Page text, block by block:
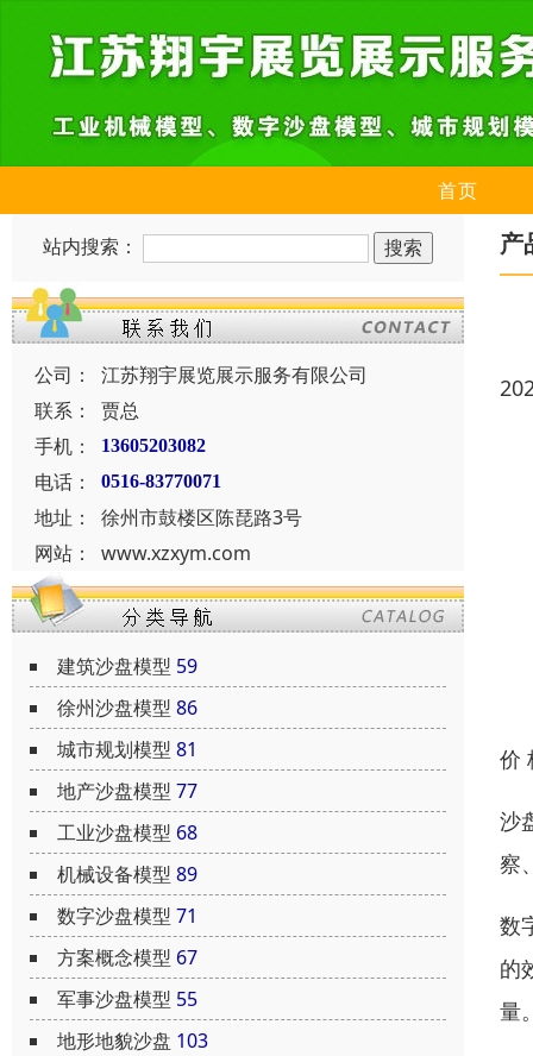
首页
站内搜索：
公司：
江苏翔宇展览展示服务有限公司
联系：
贾总
手机：
13605203082
电话： 0516-83770071
地址：
徐州市鼓楼区陈琵路3号
网站：
www.xzxym.com
建筑沙盘模型 59
徐州沙盘模型 86
城市规划模型 81
地产沙盘模型 77
工业沙盘模型 68
机械设备模型 89
数字沙盘模型 71
方案概念模型 67
军事沙盘模型 55
地形地貌沙盘 103
产
价
沙
察
数
的
量